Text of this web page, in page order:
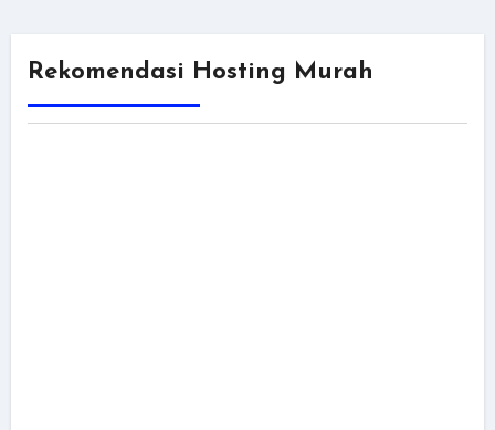
Rekomendasi Hosting Murah